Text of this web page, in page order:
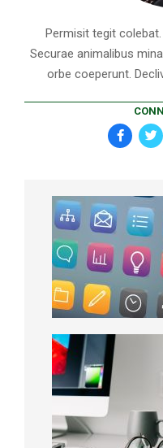
Permisit tegit
Securae animalibus
orbe coeperunt.